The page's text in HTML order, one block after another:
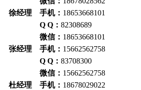
徐经理 手机： 18653668101
Q Q： 82308689
微信： 18653668101
张经理 手机： 15662562758
Q Q： 83708300
微信： 15662562758
杜经理 手机： 18678029022